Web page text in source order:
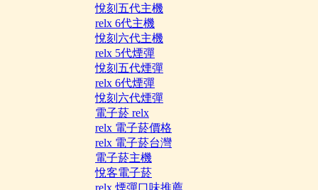
悅刻五代主機
relx 6代主機
悅刻六代主機
relx 5代煙彈
悅刻五代煙彈
relx 6代煙彈
悅刻六代煙彈
電子菸 relx
relx 電子菸價格
relx 電子菸台灣
電子菸主機
悅客電子菸
relx 煙彈口味推薦